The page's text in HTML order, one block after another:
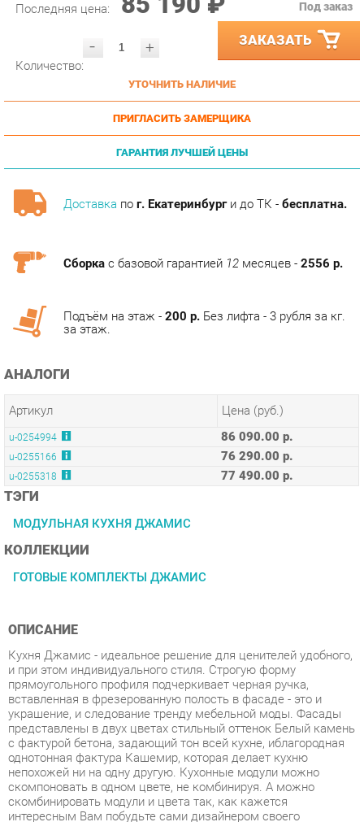
- ЗАКАЗАТЬ
УТОЧНИТЬ НАЛИЧИЕ
ПРИГЛАСИТЬ ЗАМЕРЩИКА
ГАРАНТИЯ ЛУЧШЕЙ ЦЕНЫ
Доставкапог. Екатеринбурги до ТК -бесплатна.
АНАЛОГИ
Артикул
u-0254994 86 090.00 р.
u-0255166 76 290.00 р.
u-0255318 77 490.00 р.
ТЭГИ
МОДУЛЬНАЯ КУХНЯ ДЖАМИС
КОЛЛЕКЦИИ
ГОТОВЫЕ КОМПЛЕКТЫ ДЖАМИС
ОПИСАНИЕ
прямоугольного профиля подчеркивает черная ручка,
украшение, и следование тренду мебельной моды. Фасады
представлены в двух цветах стильный оттенок Белый камень
с фактурой бетона, задающий тон всей кухне, иблагородная
однотонная фактура Кашемир, которая делает кухню
непохожей ни на одну другую. Кухонные модули можно
скомпоновать в одном цвете, не комбинируя. А можно
скомбинировать модули и цвета так, как кажется
интересным Вам побудьте сами дизайнером своего
интерьера - это интересно и в результате будет радовать
воплощением мечты. Вставки из стекла сатин делают кухню,
более легкой, а дизайн не стандартным. Благодаря широкому
модульному ряду кухни Джамис, можно обустроить каждый